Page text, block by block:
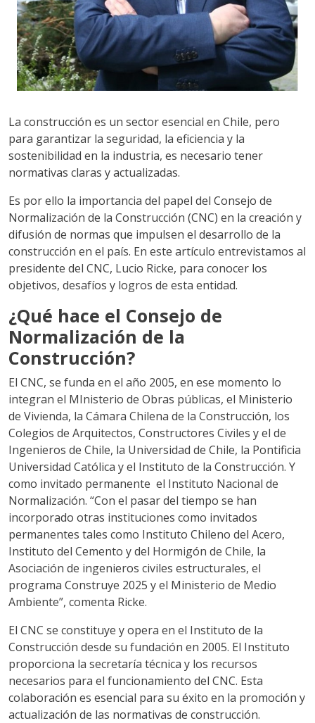
La construcción es un sector esencial en Chile, pero
para garantizar la seguridad, la eficiencia y la
sostenibilidad en la industria, es necesario tener
normativas claras y actualizadas.
Es por ello la importancia del papel del Consejo de
Normalización de la Construcción (CNC) en la creación y
difusión de normas que impulsen el desarrollo de la
construcción en el país. En este artículo entrevistamos al
presidente del CNC, Lucio Ricke, para conocer los
objetivos, desafíos y logros de esta entidad.
¿Qué hace el Consejo de
Normalización de la
Construcción?
El CNC, se funda en el año 2005, en ese momento lo
integran el MInisterio de Obras públicas, el Ministerio
de Vivienda, la Cámara Chilena de la Construcción, los
Colegios de Arquitectos, Constructores Civiles y el de
Ingenieros de Chile, la Universidad de Chile, la Pontificia
Universidad Católica y el Instituto de la Construcción. Y
como invitado permanente el Instituto Nacional de
Normalización. “Con el pasar del tiempo se han
incorporado otras instituciones como invitados
permanentes tales como Instituto Chileno del Acero,
Instituto del Cemento y del Hormigón de Chile, la
Asociación de ingenieros civiles estructurales, el
programa Construye 2025 y el Ministerio de Medio
Ambiente”, comenta Ricke.
El CNC se constituye y opera en el Instituto de la
Construcción desde su fundación en 2005. El Instituto
proporciona la secretaría técnica y los recursos
necesarios para el funcionamiento del CNC. Esta
colaboración es esencial para su éxito en la promoción y
actualización de las normativas de construcción.